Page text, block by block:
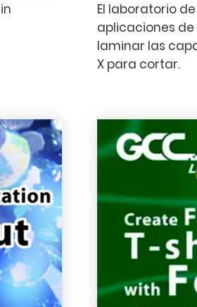
El laboratorio
aplicaciones
laminar las
X para cortar.